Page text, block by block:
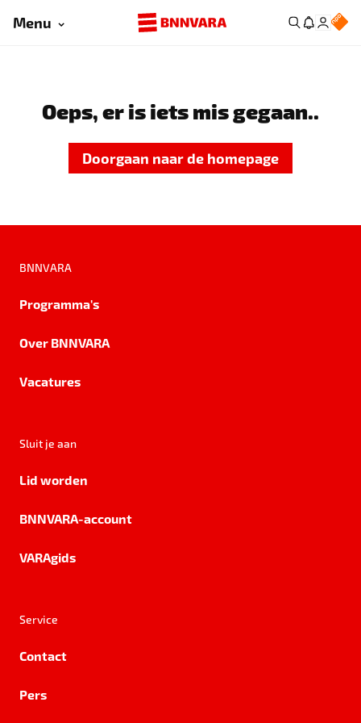
Menu
Oeps, er is iets mis gegaan..
Doorgaan naar de homepage
BNNVARA
Programma's
Over BNNVARA
Vacatures
Sluit je aan
Lid worden
BNNVARA-account
VARAgids
Service
Contact
Pers